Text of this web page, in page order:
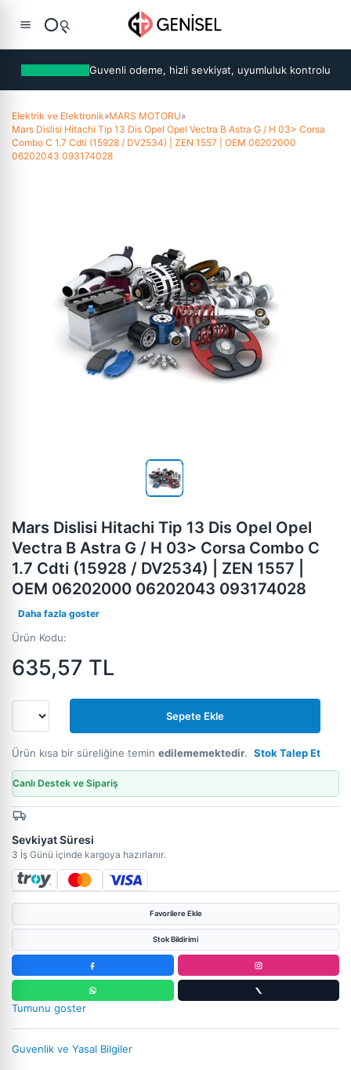
Guvenli odeme, hizli sevkiyat, uyumluluk kontrolu
Elektrik ve Elektronik»MARS MOTORU»
Mars Dislisi Hitachi Tip 13 Dis Opel Opel Vectra B Astra G / H 03> Corsa
Combo C 1.7 Cdti (15928 / DV2534) | ZEN 1557 | OEM 06202000
06202043 093174028
Mars Dislisi Hitachi Tip 13 Dis Opel Opel
Vectra B Astra G / H 03> Corsa Combo C
1.7 Cdti (15928 / DV2534) | ZEN 1557 |
OEM 06202000 06202043 093174028
Daha fazla goster
Ürün Kodu:
635,57 TL
Sepete Ekle
Ürün kısa bir süreliğine temin edilememektedir. Stok Talep Et
Canlı Destek ve Sipariş
Sevkiyat Süresi
3 İş Günü içinde kargoya hazırlanır.
Favorilere Ekle
Stok Bildirimi
Tumunu goster
Guvenlik ve Yasal Bilgiler